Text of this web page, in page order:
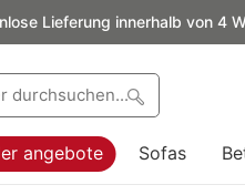
Lieferung innerhalb von 4
angebote Sofas